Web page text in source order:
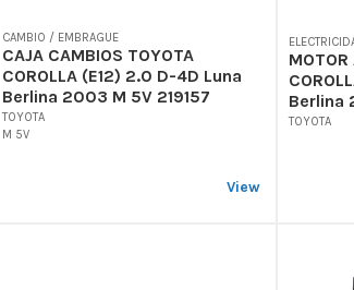
CAMBIO / EMBRAGUE
CAJA CAMBIOS TOYOTA
COROLLA (E12) 2.0 D-4D Luna
Berlina 2003 M 5V 219157
TOYOTA
M 5V
View
MOTOR
Berlina
TOYOTA